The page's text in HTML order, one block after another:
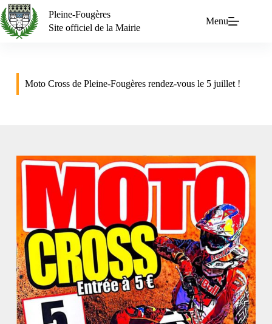
Pleine-Fougères
Site officiel de la Mairie
Menu
Moto Cross de Pleine-Fougères rendez-vous le 5 juillet !